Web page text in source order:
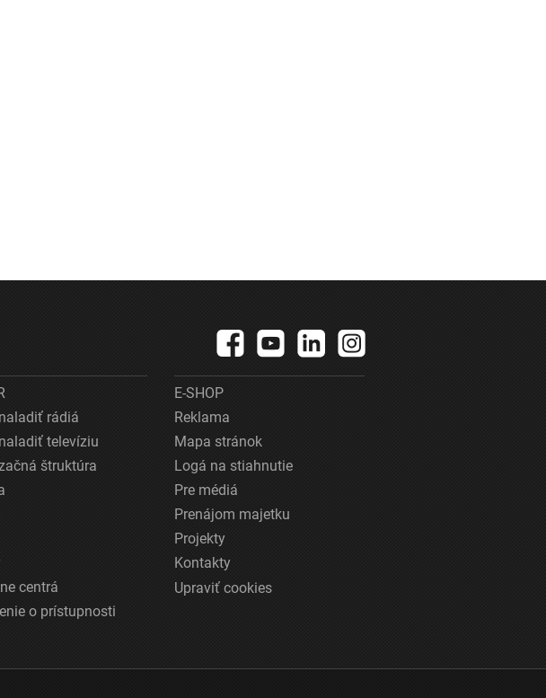
rádiá
televíziu
štruktúra
centrá
o prístupnosti
E-SHOP
Reklama
Mapa stránok
Logá na stiahnutie
Pre médiá
Prenájom majetku
Projekty
Kontakty
Upraviť cookies